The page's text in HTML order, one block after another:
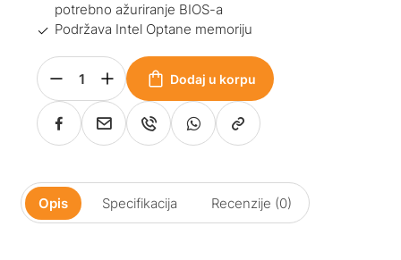
potrebno ažuriranje BIOS-a
Podržava Intel Optane memoriju
Dodaj u korpu
Opis Specifikacija Recenzije (0)